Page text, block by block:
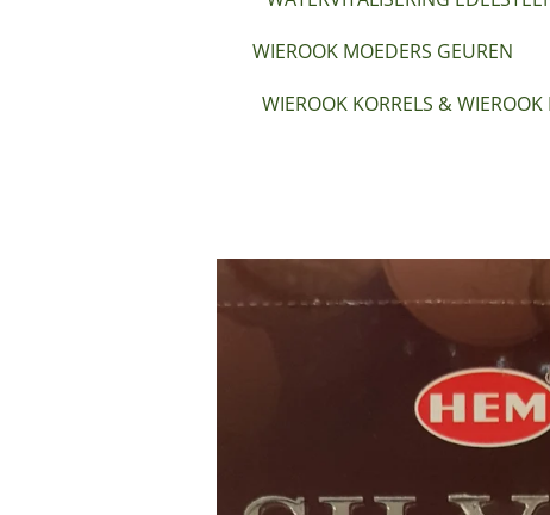
WIEROOK MOEDERS GEUREN
WIEROOK KORRELS & WIEROOK